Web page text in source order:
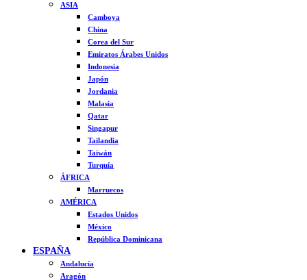
ASIA
Camboya
China
Corea del Sur
Emiratos Árabes Unidos
Indonesia
Japón
Jordania
Malasia
Qatar
Singapur
Tailandia
Taiwán
Turquía
ÁFRICA
Marruecos
AMÉRICA
Estados Unidos
México
República Dominicana
ESPAÑA
Andalucía
Aragón